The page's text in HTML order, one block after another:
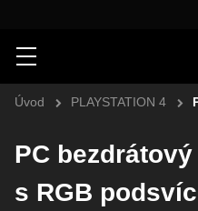
Hledat
Menu
Úvod PLAYSTATION 4
PC
s RGB